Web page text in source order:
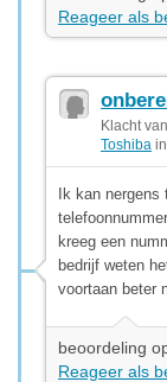
Reageer als
Klacht
Toshiba
Ik kan nergens
kreeg een
bedrijf weten
voortaan beter
beoordeling
Reageer als